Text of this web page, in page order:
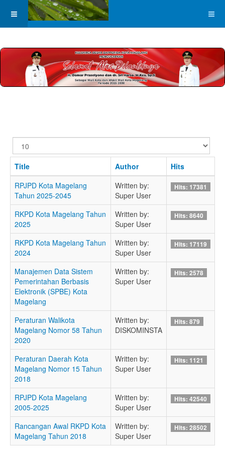
Display
#
Title
Author
Hits
RPJPD Kota Magelang
Tahun 2025-2045
Written by:
Super User
Hits: 17381
RKPD Kota Magelang Tahun
2025
Written by:
Super User
Hits: 8640
RKPD Kota Magelang Tahun
2024
Written by:
Super User
Hits: 17119
Manajemen Data Sistem
Pemerintahan Berbasis
Elektronik (SPBE) Kota
Magelang
Written by:
Super User
Hits: 2578
Peraturan Walikota
Magelang Nomor 58 Tahun
2020
Written by:
DISKOMINSTA
Hits: 879
Peraturan Daerah Kota
Magelang Nomor 15 Tahun
2018
Written by:
Super User
Hits: 1121
RPJPD Kota Magelang
2005-2025
Written by:
Super User
Hits: 42540
Rancangan Awal RKPD Kota
Magelang Tahun 2018
Written by:
Super User
Hits: 28502